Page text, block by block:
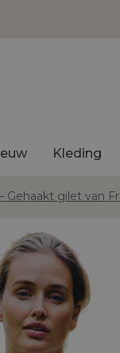
Kleding
– Gehaakt gilet van